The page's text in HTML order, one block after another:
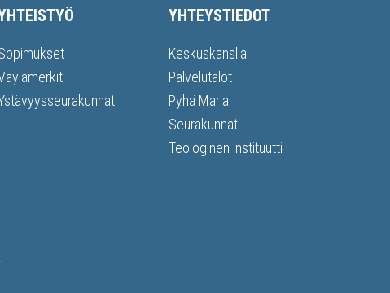
YHTEYSTIEDOT
Keskuskanslia
Palvelutalot
Pyhä Maria
Seurakunnat
Teologinen instituutti